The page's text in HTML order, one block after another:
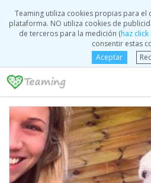
Teaming utiliza cookies propias para
plataforma. NO utiliza cookies de
de terceros para la medición (haz
consentir estas
Aceptar